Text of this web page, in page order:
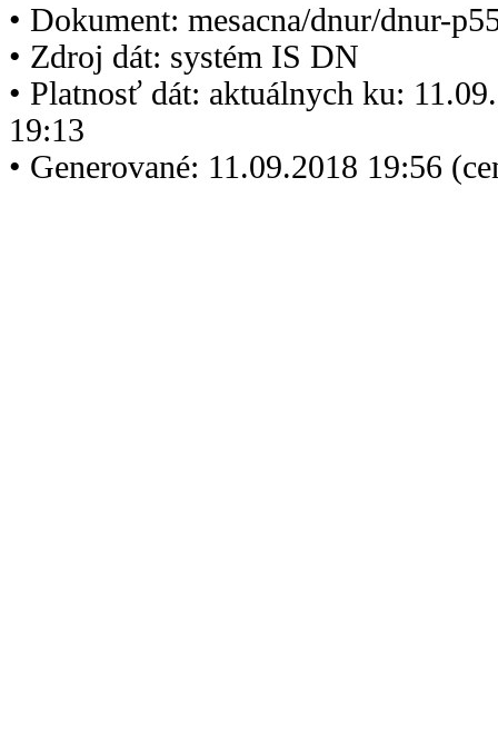
• Dokument: mesacna/dnur/dnur-
• Zdroj dát: systém IS DN
• Platnosť dát: aktuálnych ku:
19:13
• Generované: 11.09.2018 19:56